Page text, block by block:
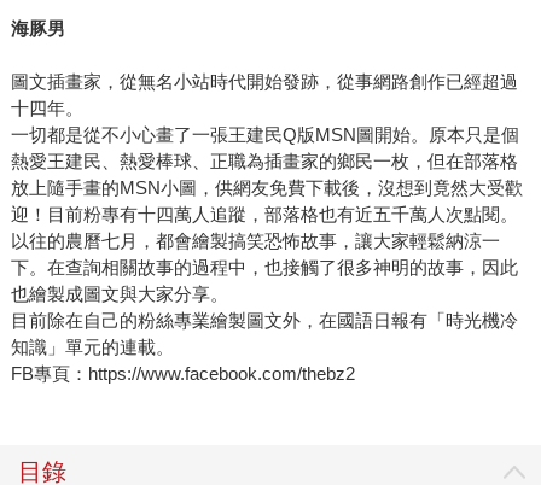
海豚男
圖文插畫家，從無名小站時代開始發跡，從事網路創作已經超過
十四年。
一切都是從不小心畫了一張王建民Q版MSN圖開始。原本只是個
熱愛王建民、熱愛棒球、正職為插畫家的鄉民一枚，但在部落格
放上隨手畫的MSN小圖，供網友免費下載後，沒想到竟然大受歡
迎！目前粉專有十四萬人追蹤，部落格也有近五千萬人次點閱。
以往的農曆七月，都會繪製搞笑恐怖故事，讓大家輕鬆納涼一
下。在查詢相關故事的過程中，也接觸了很多神明的故事，因此
也繪製成圖文與大家分享。
目前除在自己的粉絲專業繪製圖文外，在國語日報有「時光機冷
知識」單元的連載。
FB專頁：https://www.facebook.com/thebz2
目錄